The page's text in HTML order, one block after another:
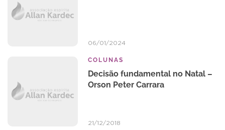
06/01/2024
COLUNAS
Decisão fundamental no Natal –
Orson Peter Carrara
21/12/2018